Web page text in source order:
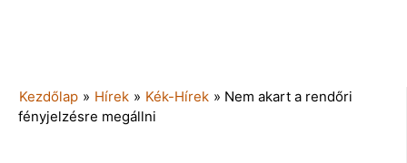
Kezdőlap » Hírek » Kék-Hírek » Nem akart a rendőri
fényjelzésre megállni